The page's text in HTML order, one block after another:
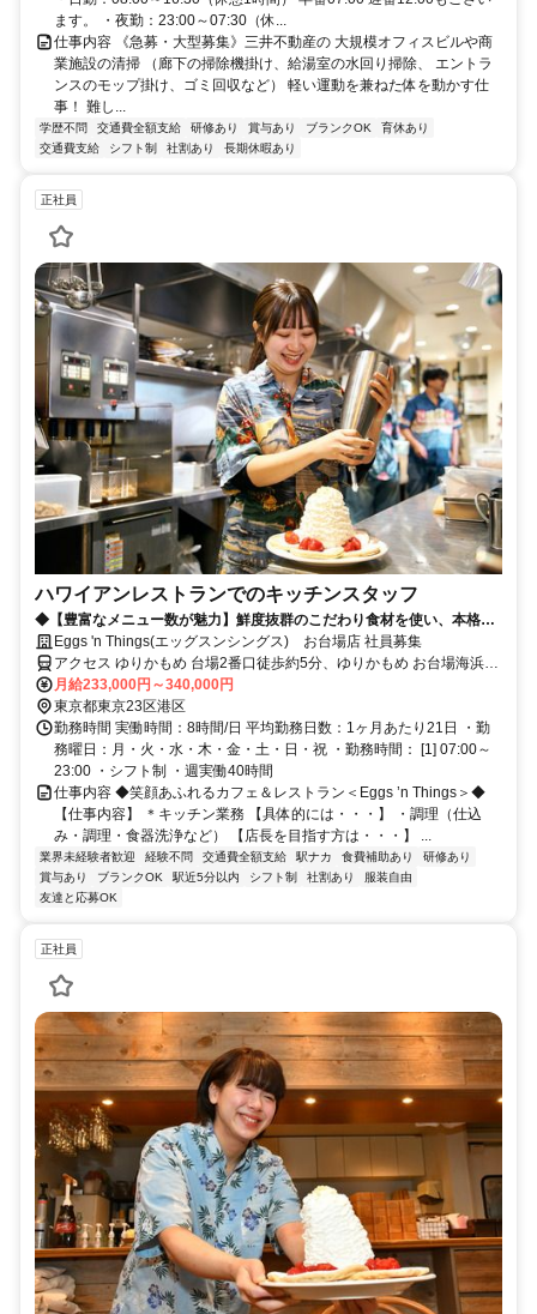
ます。 ・夜勤：23:00～07:30（休...
仕事内容 《急募・大型募集》三井不動産の 大規模オフィスビルや商
業施設の清掃 （廊下の掃除機掛け、給湯室の水回り掃除、 エントラ
ンスのモップ掛け、ゴミ回収など） 軽い運動を兼ねた体を動かす仕
事！ 難し...
学歴不問 交通費全額支給 研修あり 賞与あり ブランクOK
育休あり
交通費支給
シフト制 社割あり 長期休暇あり
正社員
ハワイアンレストランでのキッチンスタッフ
◆【豊富なメニュー数が魅力】鮮度抜群のこだわり食材を使い、本格ハ
ワイ料理～洋食全般の腕を磨けます◆
Eggs 'n Things(エッグスンシングス) お台場店 社員募集
アクセス ゆりかもめ 台場2番口徒歩約5分、ゆりかもめ お台場海浜公
園2番口徒歩約7分、りんかい線 東京テレポートB口徒歩約8分 台場駅
徒歩5分お台場海浜公園駅徒歩7分東京テレポート駅徒歩9分
月給233,000円～340,000円
東京都東京23区港区
勤務時間 実働時間：8時間/日 平均勤務日数：1ヶ月あたり21日 ・勤
務曜日：月・火・水・木・金・土・日・祝 ・勤務時間： [1] 07:00～
23:00 ・シフト制 ・週実働40時間
仕事内容 ◆笑顔あふれるカフェ＆レストラン＜Eggs ’n Things＞◆
【仕事内容】 ＊キッチン業務 【具体的には・・・】 ・調理（仕込
み・調理・食器洗浄など） 【店長を目指す方は・・・】 ...
業界未経験者歓迎 経験不問 交通費全額支給 駅ナカ 食費補助あり
研修あり
賞与あり
ブランクOK 駅近5分以内 シフト制 社割あり
服装自由
友達と応募OK
正社員